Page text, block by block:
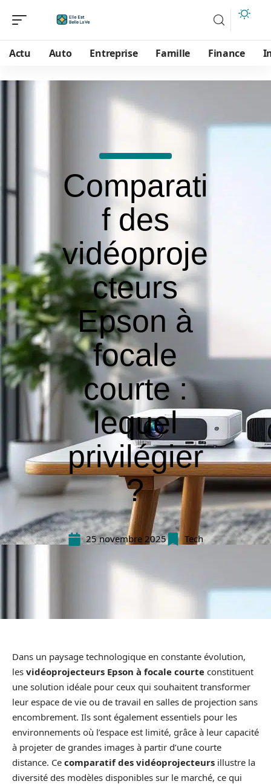
Actu Auto Entreprise Famille Finance
Comparati
f des
vidéoproje
cteurs
Epson à
focale
courte :
lequel
privilégier
?
25 novembre 2025 Tech
Dans un paysage technologique en constante évolution,
les vidéoprojecteurs Epson à focale courte constituent
une solution idéale pour ceux qui souhaitent transformer
leur espace de vie ou de travail en salles de projection sans
encombrement. Ils sont également essentiels pour les
environnements où l’espace est limité, grâce à leur capacité
à projeter de grandes images à partir d’une courte
distance. Ce comparatif des vidéoprojecteurs illustre la
diversité des modèles disponibles sur le marché, ce qui